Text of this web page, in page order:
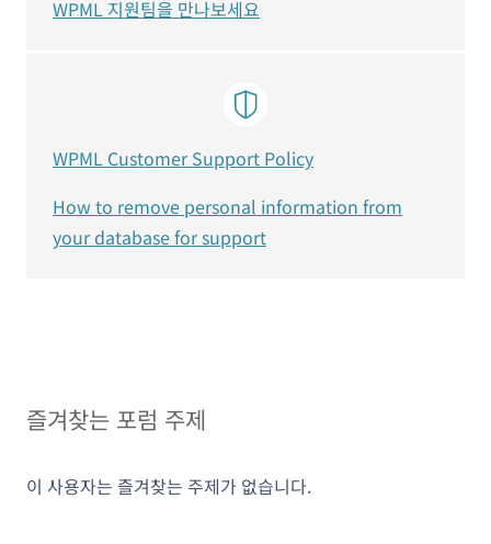
즐겨찾는 포럼 주제
이 사용자는 즐겨찾는 주제가 없습니다.
WPML 지원팀을 만나보세요
WPML Customer Support Policy
How to remove personal information from
your database for support